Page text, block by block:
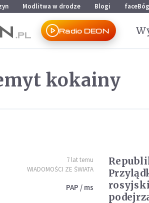
Modlitwa w drodze Blogi faceBóg
Radio DEON
kokainy
7 lat temu
WIADOMOŚCI ZE ŚWIATA
PAP / ms